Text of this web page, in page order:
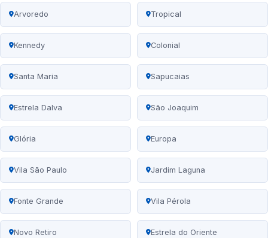
Arvoredo Tropical
Kennedy Colonial
Santa Maria Sapucaias
Estrela Dalva São Joaquim
Glória Europa
Vila São Paulo Jardim Laguna
Fonte Grande Vila Pérola
Novo Retiro Estrela do Oriente